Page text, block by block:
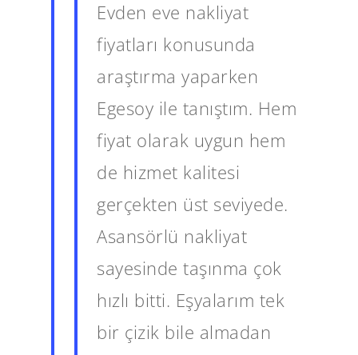
Evden eve nakliyat
fiyatları konusunda
araştırma yaparken
Egesoy ile tanıştım. Hem
fiyat olarak uygun hem
de hizmet kalitesi
gerçekten üst seviyede.
Asansörlü nakliyat
sayesinde taşınma çok
hızlı bitti. Eşyalarım tek
bir çizik bile almadan